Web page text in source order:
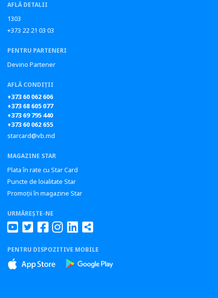
AFLĂ DETALII
1303
+373 22 21 03 03
PENTRU PARTENERI
Devino Partener
AFLĂ CONDIȚII
+373 60 062 606
+373 68 605 077
+373 69 795 440
+373 60 062 655
starcard@vb.md
MAGAZINE STAR
Plata în rate cu Star Card
Puncte de loialitate Star
Promoții în magazine Star
URMĂREȘTE-NE
PENTRU DISPOZITIVE MOBILE